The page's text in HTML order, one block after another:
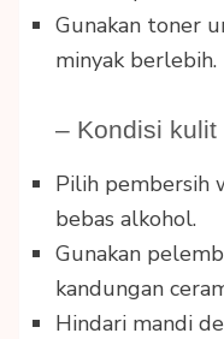
Gunakan toner
minyak berlebih.
– Kondisi kulit
Pilih pembersih
bebas alkohol.
Gunakan
kandungan
Hindari mandi